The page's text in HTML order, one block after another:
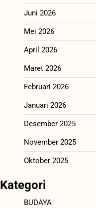
Juni 2026
Mei 2026
April 2026
Maret 2026
Februari 2026
Januari 2026
Desember 2025
November 2025
Oktober 2025
Kategori
BUDAYA